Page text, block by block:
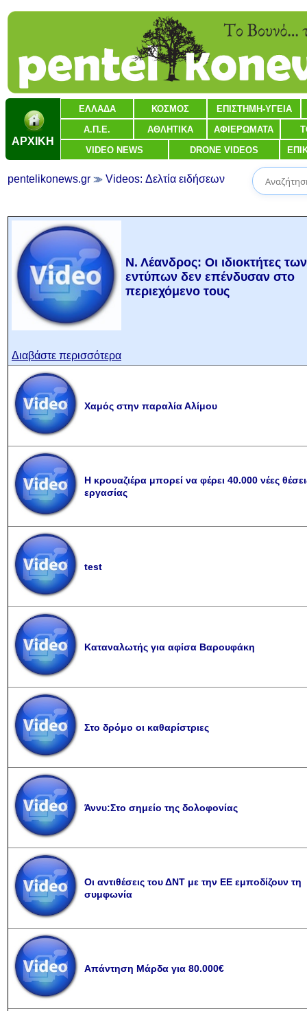
ΑΡΧΙΚΗ
ΕΛΛΑΔΑ ΚΟΣΜΟΣ ΕΠΙΣΤΗΜΗ-ΥΓΕΙΑ
Α.Π.Ε. ΑΘΛΗΤΙΚΑ ΑΦΙΕΡΩΜΑΤΑ
VIDEO NEWS DRONE VIDEOS
pentelikonews.gr Videos: Δελτία ειδήσεων
Ν. Λέανδρος: Οι ιδιοκτήτες των
εντύπων δεν επένδυσαν στο
περιεχόμενο τους
Διαβάστε περισσότερα
Χαμός στην παραλία Αλίμου
Η κρουαζιέρα μπορεί να φέρει 40.000 νέες
εργασίας
test
Καταναλωτής για αφίσα Βαρουφάκη
Στο δρόμο οι καθαρίστριες
Άννυ:Στο σημείο της δολοφονίας
Οι αντιθέσεις του ΔΝΤ με την ΕΕ εμποδίζουν τη
συμφωνία
Απάντηση Μάρδα για 80.000€